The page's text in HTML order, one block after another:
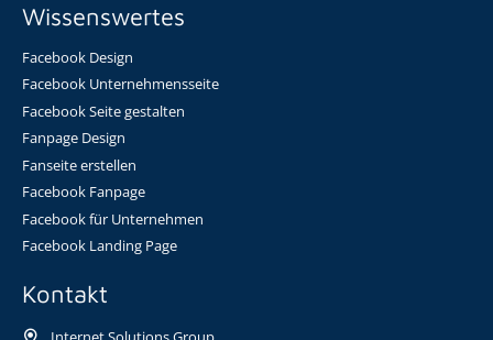
Wissenswertes
Facebook Design
Facebook Unternehmensseite
Facebook Seite gestalten
Fanpage Design
Fanseite erstellen
Facebook Fanpage
Facebook für Unternehmen
Facebook Landing Page
Kontakt